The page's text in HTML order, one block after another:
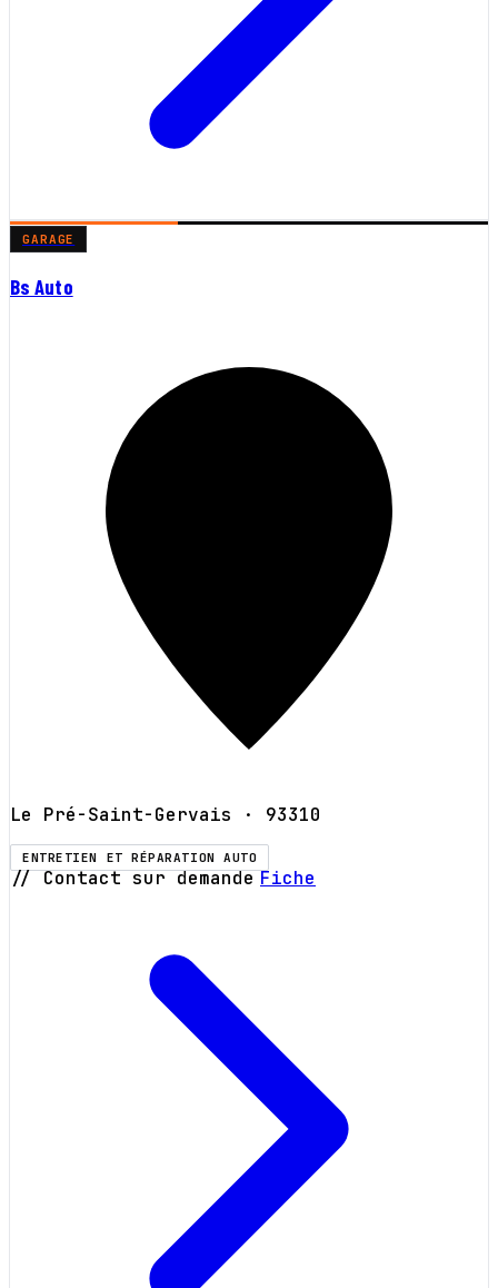
GARAGE
Bs Auto
Le Pré-Saint-Gervais · 93310
ENTRETIEN ET RÉPARATION AUTO
// Contact sur demande Fiche